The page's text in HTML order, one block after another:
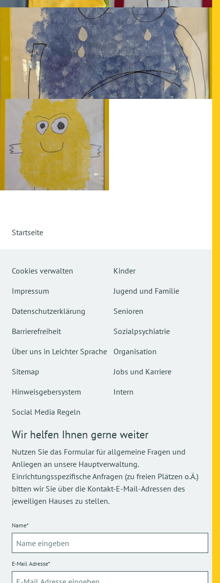
Startseite
Cookies verwalten
Impressum
Datenschutzerklärung
Barrierefreiheit
Über uns in Leichter Sprache
Sitemap
Hinweisgebersystem
Social Media Regeln
Kinder
Jugend und Familie
Senioren
Sozialpsychiatrie
Organisation
Jobs und Karriere
Intern
Wir helfen Ihnen gerne weiter
Nutzen Sie das Formular für allgemeine Fragen und
Anliegen an unsere Hauptverwaltung.
Einrichtungsspezifische Anfragen (zu freien Plätzen o.Ä.)
bitten wir Sie über die Kontakt-E-Mail-Adressen des
jeweiligen Hauses zu stellen.
Name*
E-Mail Adresse*